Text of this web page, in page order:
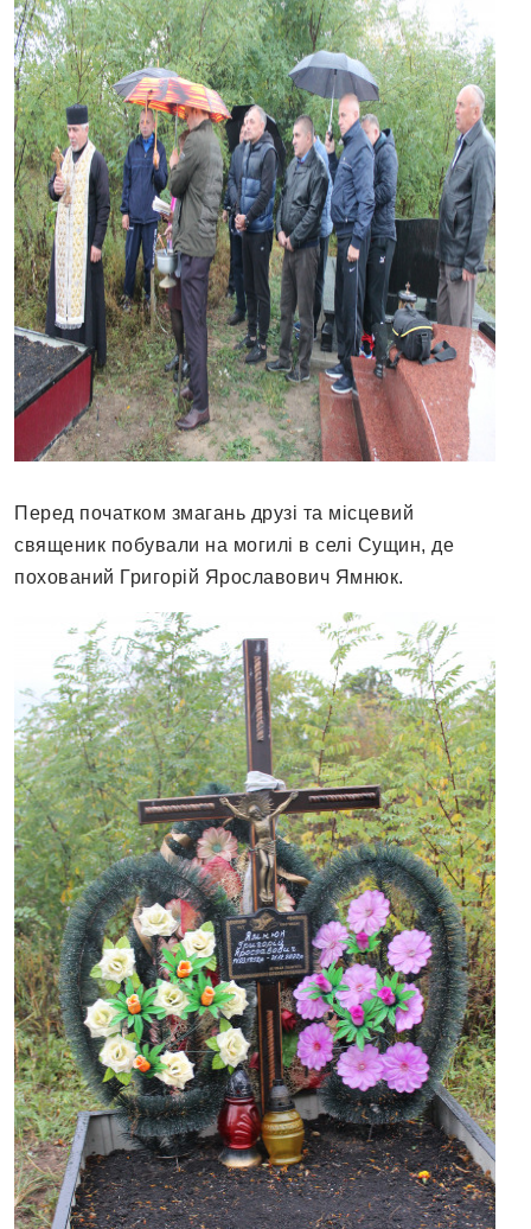
Перед початком змагань друзі та місцевий
священик побували на могилі в селі Сущин, де
похований Григорій Ярославович Ямнюк.